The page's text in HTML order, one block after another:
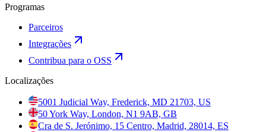
Programas
Parceiros
Integrações
Contribua para o OSS
Localizações
5001 Judicial Way, Frederick, MD 21703, US
50 York Way, London, N1 9AB, GB
Cra de S. Jerónimo, 15 Centro, Madrid, 28014, ES